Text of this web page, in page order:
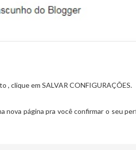
, clique em SALVAR CONFIGURAÇÕES.
nova página pra você confirmar o seu